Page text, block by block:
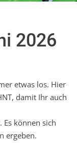
2026
etwas los. Hier
damit Ihr auch
Es können sich
ergeben.